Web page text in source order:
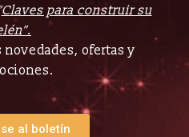
Claves para construir su
novedades, ofertas y
al boletín